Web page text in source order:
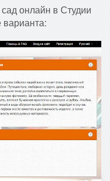
сад онлайн в Студии